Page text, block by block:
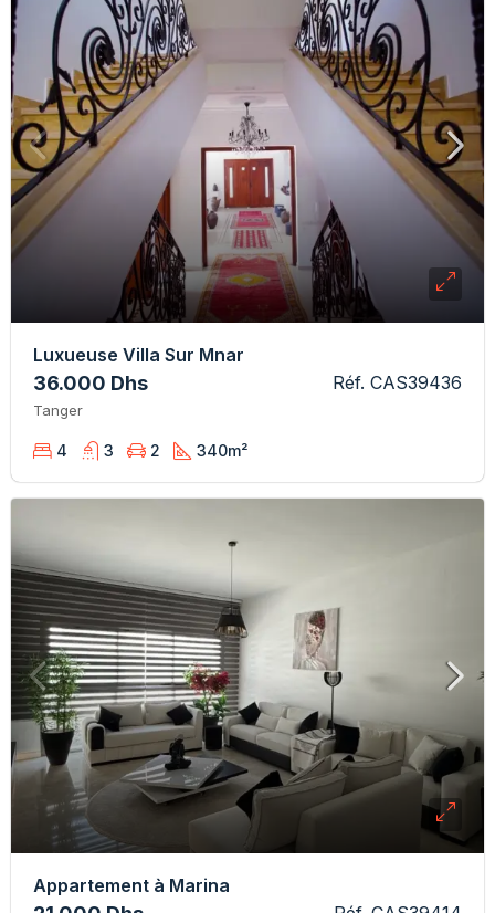
Luxueuse Villa Sur Mnar
36.000 Dhs Réf. CAS39436
Tanger
4 3 2 340m²
Appartement à Marina